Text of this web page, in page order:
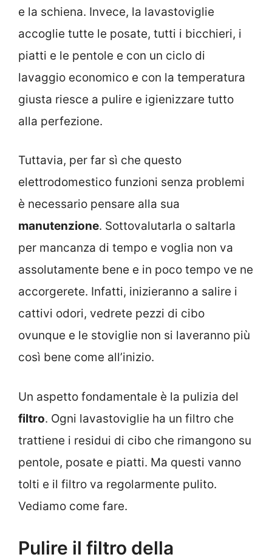
e la schiena. Invece, la lavastoviglie
accoglie tutte le posate, tutti i bicchieri, i
piatti e le pentole e con un ciclo di
lavaggio economico e con la temperatura
giusta riesce a pulire e igienizzare tutto
alla perfezione.
Tuttavia, per far sì che questo
elettrodomestico funzioni senza problemi
è necessario pensare alla sua
manutenzione. Sottovalutarla o saltarla
per mancanza di tempo e voglia non va
assolutamente bene e in poco tempo ve ne
accorgerete. Infatti, inizieranno a salire i
cattivi odori, vedrete pezzi di cibo
ovunque e le stoviglie non si laveranno più
così bene come all’inizio.
Un aspetto fondamentale è la pulizia del
filtro. Ogni lavastoviglie ha un filtro che
trattiene i residui di cibo che rimangono su
pentole, posate e piatti. Ma questi vanno
tolti e il filtro va regolarmente pulito.
Vediamo come fare.
Pulire il filtro della